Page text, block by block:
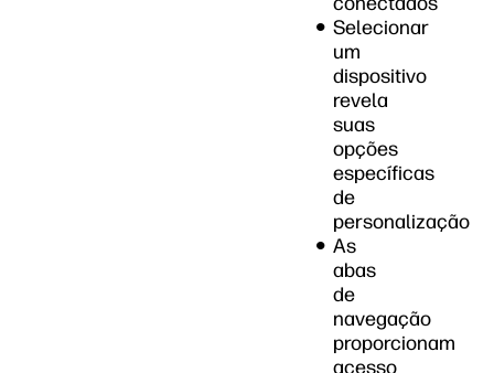
Selecionar
um
dispositivo
revela
suas
opções
específicas
de
personalização
As
abas
de
navegação
proporcionam
acesso